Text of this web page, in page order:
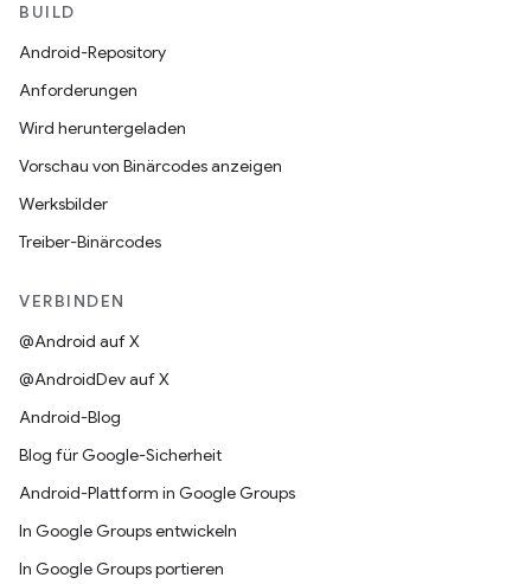
BUILD
Android-Repository
Anforderungen
Wird heruntergeladen
Vorschau von Binärcodes anzeigen
Werksbilder
Treiber-Binärcodes
VERBINDEN
@Android auf X
@AndroidDev auf X
Android-Blog
Blog für Google-Sicherheit
Android-Plattform in Google Groups
In Google Groups entwickeln
In Google Groups portieren